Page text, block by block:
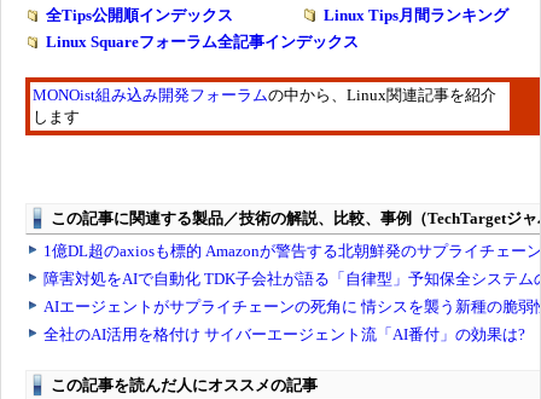
全Tips公開順インデックス
Linux Tips月間ランキング
Linux Squareフォーラム全記事インデックス
MONOist組み込み開発フォーラムの中から、Linux関連記事を紹介
します